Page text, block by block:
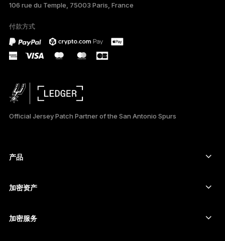
DEUTSCH
PORTUGUÊS
ESPAÑOL
日本語
106 rue du Temple, 75003 Paris, France
付款方式
Official Jersey Patch Partner of the San Antonio Spurs
产品
硬件钱包
Ledger Stax
加密资产
以太坊钱包
加密服务